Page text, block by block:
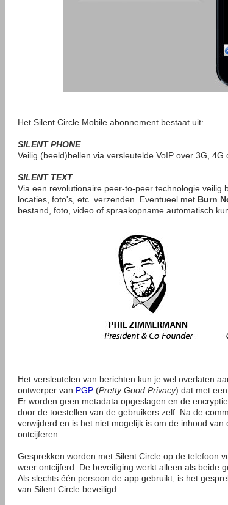
Het Silent Circle Mobile abonnement bestaat uit:
SILENT PHONE
Veilig (beeld)bellen via versleutelde VoIP over 3G, 4G
SILENT TEXT
Via een revolutionaire peer-to-peer technologie veilig
locaties, foto's, etc. verzenden. Eventueel met Burn
bestand, foto, video of spraakopname automatisch
Het versleutelen van berichten kun je wel overlaten
ontwerper van PGP (Pretty Good Privacy) dat met
Er worden geen metadata opgeslagen en de
door de toestellen van de gebruikers zelf. Na de
verwijderd en is het niet mogelijk is om de inhoud
ontcijferen.
Gesprekken worden met Silent Circle op de telefoon
weer ontcijferd. De beveiliging werkt alleen als beide
Als slechts één persoon de app gebruikt, is het
van Silent Circle beveiligd.